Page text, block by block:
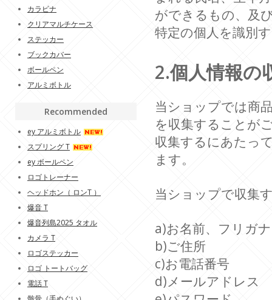
ができるもの、及
特定の個人を識別
2.個人情報の
当ショップでは商
を収集することが
収集するにあたっ
ます。
当ショップで収集
a)お名前、フリガナ
b)ご住所
c)お電話番号
d)メールアドレス
カラビナ
クリアマルチケース
ステッカー
ブックカバー
ボールペン
アルミボトル
Recommended
ey アルミボトル
スプリング T
ey ボールペン
ロゴトレーナー
ヘッドホン（ ロンT ）
爆音 T
爆音列島2025 タオル
カメラ T
ロゴステッカー
ロゴ トートバッグ
電話 T